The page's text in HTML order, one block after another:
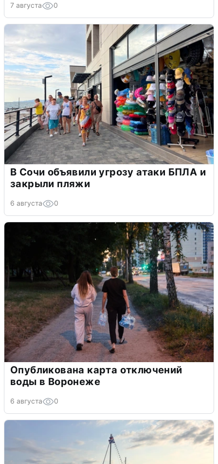
7 августа 0
В Сочи объявили угрозу атаки БПЛА и
закрыли пляжи
6 августа 0
Опубликована карта отключений
воды в Воронеже
6 августа 0